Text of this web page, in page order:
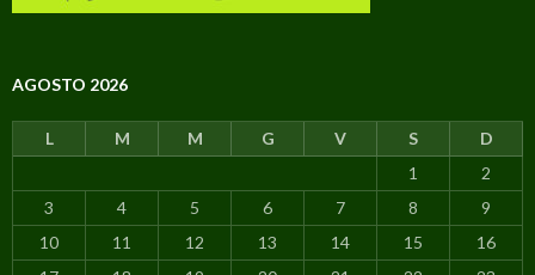
AGOSTO 2026
L M M G V S
D
1
2
3
4 5 6 7 8
9
10
11 12 13 14 15
16